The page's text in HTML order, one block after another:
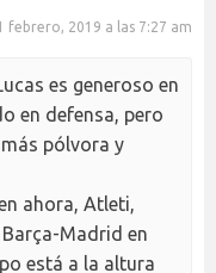
febrero, 2019 a las 7:27 am
es generoso en
en defensa, pero
pólvora y
ahora, Atleti,
Madrid en
está a la altura